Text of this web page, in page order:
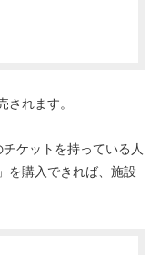
れます。
ケットを持っている人
を購入できれば、施設